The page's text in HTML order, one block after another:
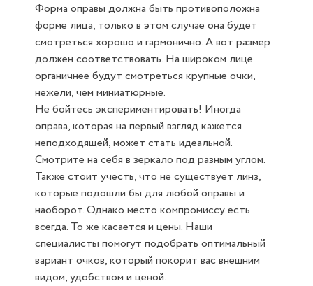
Форма оправы должна быть противоположна
форме лица, только в этом случае она будет
смотреться хорошо и гармонично. А вот размер
должен соответствовать. На широком лице
органичнее будут смотреться крупные очки,
нежели, чем миниатюрные.
Не бойтесь экспериментировать! Иногда
оправа, которая на первый взгляд кажется
неподходящей, может стать идеальной.
Смотрите на себя в зеркало под разным углом.
Также стоит учесть, что не существует линз,
которые подошли бы для любой оправы и
наоборот. Однако место компромиссу есть
всегда. То же касается и цены. Наши
специалисты помогут подобрать оптимальный
вариант очков, который покорит вас внешним
видом, удобством и ценой.